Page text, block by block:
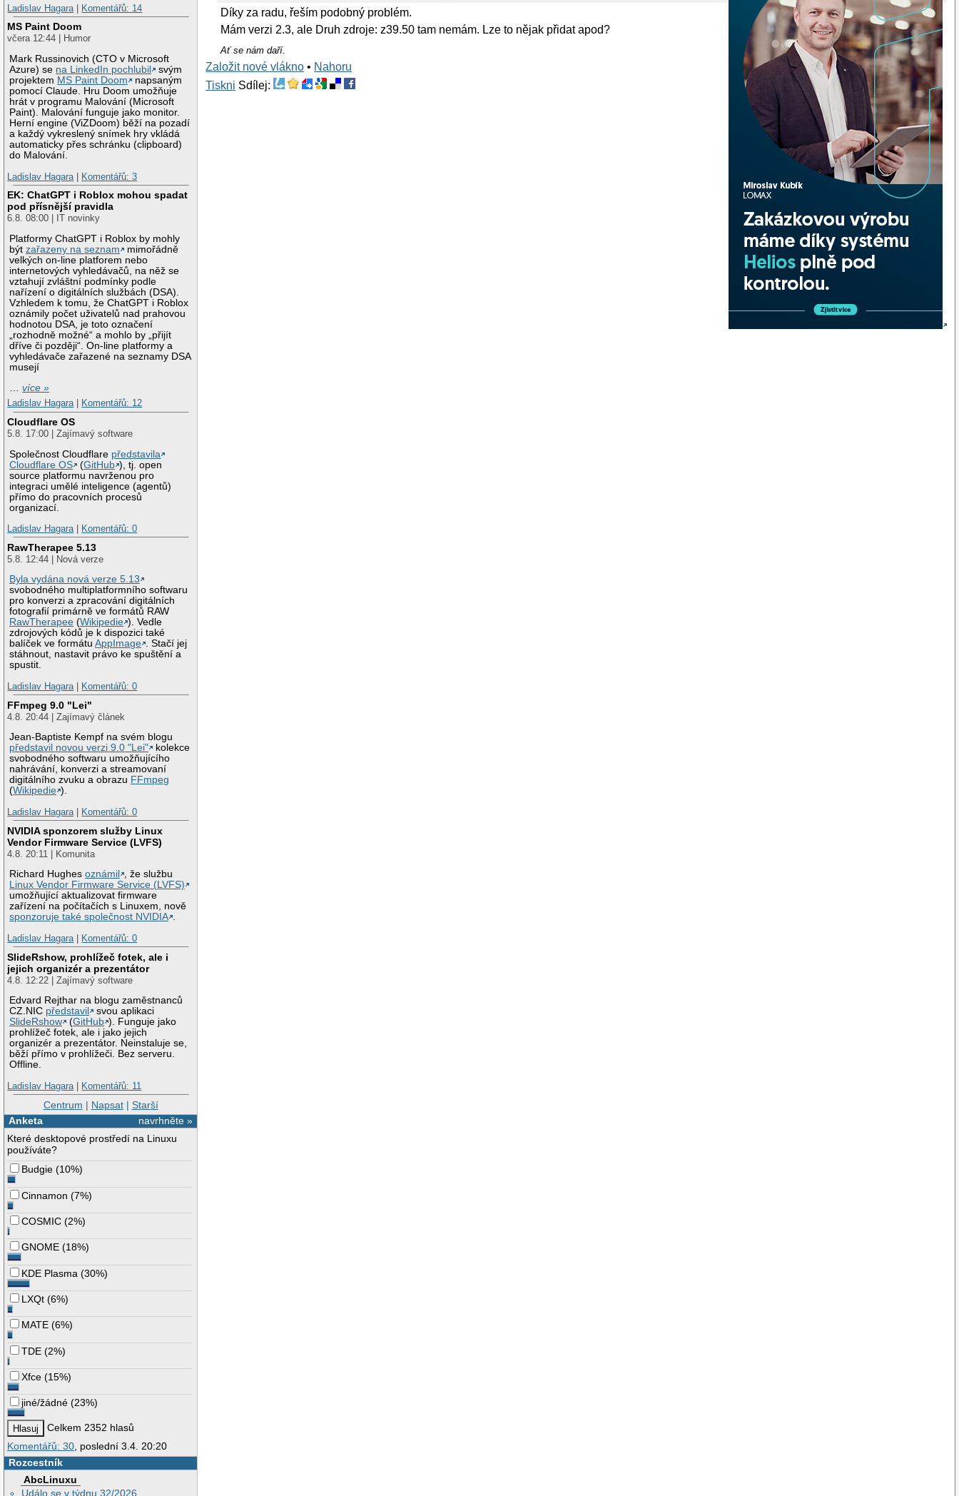
Ladislav Hagara
Komentářů: 14
MS Paint Doom
včera 12:44 | Humor
Mark Russinovich (CTO v Microsoft
Azure) se na LinkedIn pochlubil
svým
projektem MS Paint Doom
napsaným
pomocí Claude. Hru Doom umožňuje
hrát v programu Malování (Microsoft
Paint). Malování funguje jako monitor.
Herní engine (ViZDoom) běží na pozadí
a každý vykreslený snímek hry vkládá
automaticky přes schránku (clipboard)
do Malování.
Ladislav Hagara
Komentářů: 3
EK: ChatGPT i Roblox mohou spadat
pod přísnější pravidla
6.8. 08:00 | IT novinky
Platformy ChatGPT i Roblox by mohly
býtzařazeny na seznam
mimořádně
velkých on-line platforem nebo
internetových vyhledávačů, na něž se
vztahují zvláštní podmínky podle
nařízení o digitálních službách (DSA).
Vzhledem k tomu, že ChatGPT i Roblox
oznámily počet uživatelů nad prahovou
hodnotou DSA, je toto označení
„rozhodně možné“ a mohlo by „přijít
dříve či později“. On-line platformy a
vyhledávače zařazené na seznamy DSA
musejí
…více »
Ladislav Hagara| Komentářů: 12
Cloudflare OS
5.8. 17:00 | Zajímavý software
Společnost Cloudflare představila
Cloudflare OS
(GitHub ), tj. open
source platformu navrženou pro
integraci umělé inteligence (agentů)
přímo do pracovních procesů
organizací.
Ladislav Hagara| Komentářů: 0
RawTherapee 5.13
5.8. 12:44 | Nová verze
Byla vydána nová verze 5.13
svobodného multiplatformního softwaru
pro konverzi a zpracování digitálních
fotografií primárně ve formátů RAW
RawTherapee (Wikipedie ). Vedle
zdrojových kódů je k dispozici také
balíček ve formátuAppImage . Stačí jej
stáhnout, nastavit právo ke spuštění a
spustit.
Ladislav Hagara| Komentářů: 0
FFmpeg 9.0 "Lei"
4.8. 20:44 | Zajímavý článek
Jean-Baptiste Kempf na svém blogu
představil novou verzi 9.0 "Lei"
kolekce
svobodného softwaru umožňujícího
nahrávání, konverzi a streamovaní
digitálního zvuku a obrazu FFmpeg
(Wikipedie ).
Ladislav Hagara| Komentářů: 0
NVIDIA sponzorem služby Linux
Vendor Firmware Service (LVFS)
4.8. 20:11 | Komunita
Richard Hughesoznámil
, že službu
Linux Vendor Firmware Service (LVFS)
umožňující aktualizovat firmware
zařízení na počítačích s Linuxem, nově
sponzoruje také společnost NVIDIA .
Ladislav Hagara| Komentářů: 0
SlideRshow, prohlížeč fotek, ale i
jejich organizér a prezentátor
4.8. 12:22 | Zajímavý software
Edvard Rejthar na blogu zaměstnanců
CZ.NIC představil
svou aplikaci
SlideRshow
(GitHub ). Funguje jako
prohlížeč fotek, ale i jako jejich
organizér a prezentátor. Neinstaluje se,
běží přímo v prohlížeči. Bez serveru.
Offline.
Ladislav Hagara| Komentářů: 11
Centrum | Napsat| Starší
navrhněte »
Anketa
Které desktopové prostředí na Linuxu
používáte?
Budgie (10%)
Cinnamon (7%)
COSMIC (2%)
GNOME (18%)
KDE Plasma (30%)
LXQt (6%)
MATE (6%)
TDE (2%)
Xfce (15%)
jiné/žádné (23%)
Celkem 2352 hlasů
Komentářů: 30 , poslední 3.4. 20:20
Rozcestník
AbcLinuxu
Událo se v týdnu 32/2026
Díky za radu, řeším podobný problém.
Mám verzi 2.3, ale Druh zdroje: z39.50 tam nemám. Lze to nějak přidat apod?
Ať se nám daří.
Založit nové vlákno • Nahoru
Tiskni Sdílej: